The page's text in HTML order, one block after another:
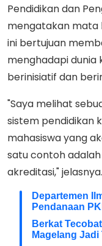
Pendidikan dan
mengatakan mata
ini bertujuan
menghadapi dunia
berinisiatif dan
"Saya melihat
sistem pendidikan
mahasiswa yang
satu contoh
akreditasi," jelasnya.
Departemen
Pendanaan
Berkat
Magelang Jadi